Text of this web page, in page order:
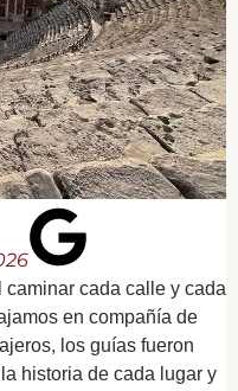
cada calle y cada
en compañía de
los guías fueron
historia de cada lugar y